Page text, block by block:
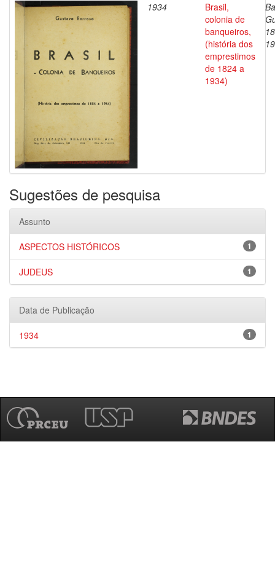
1934
Brasil,
colonia de
banqueiros,
(história dos
emprestimos
de 1824 a
1934)
Sugestões de pesquisa
Assunto
1
ASPECTOS HISTÓRICOS
1
JUDEUS
Data de Publicação
1
1934